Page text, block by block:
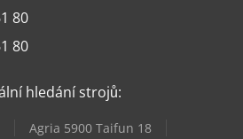
80
80
hledání strojů:
Agria 5900 Taifun 18